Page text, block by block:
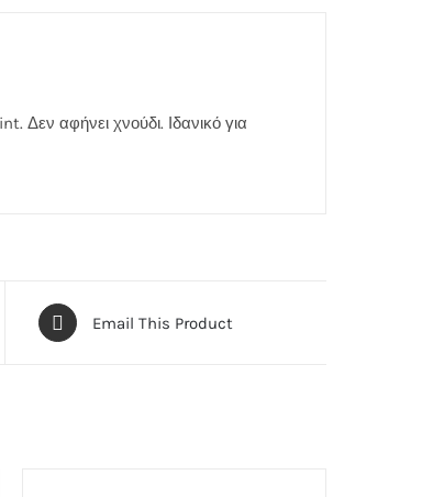
Δεν αφήνει χνούδι. Ιδανικό για
Email This Product